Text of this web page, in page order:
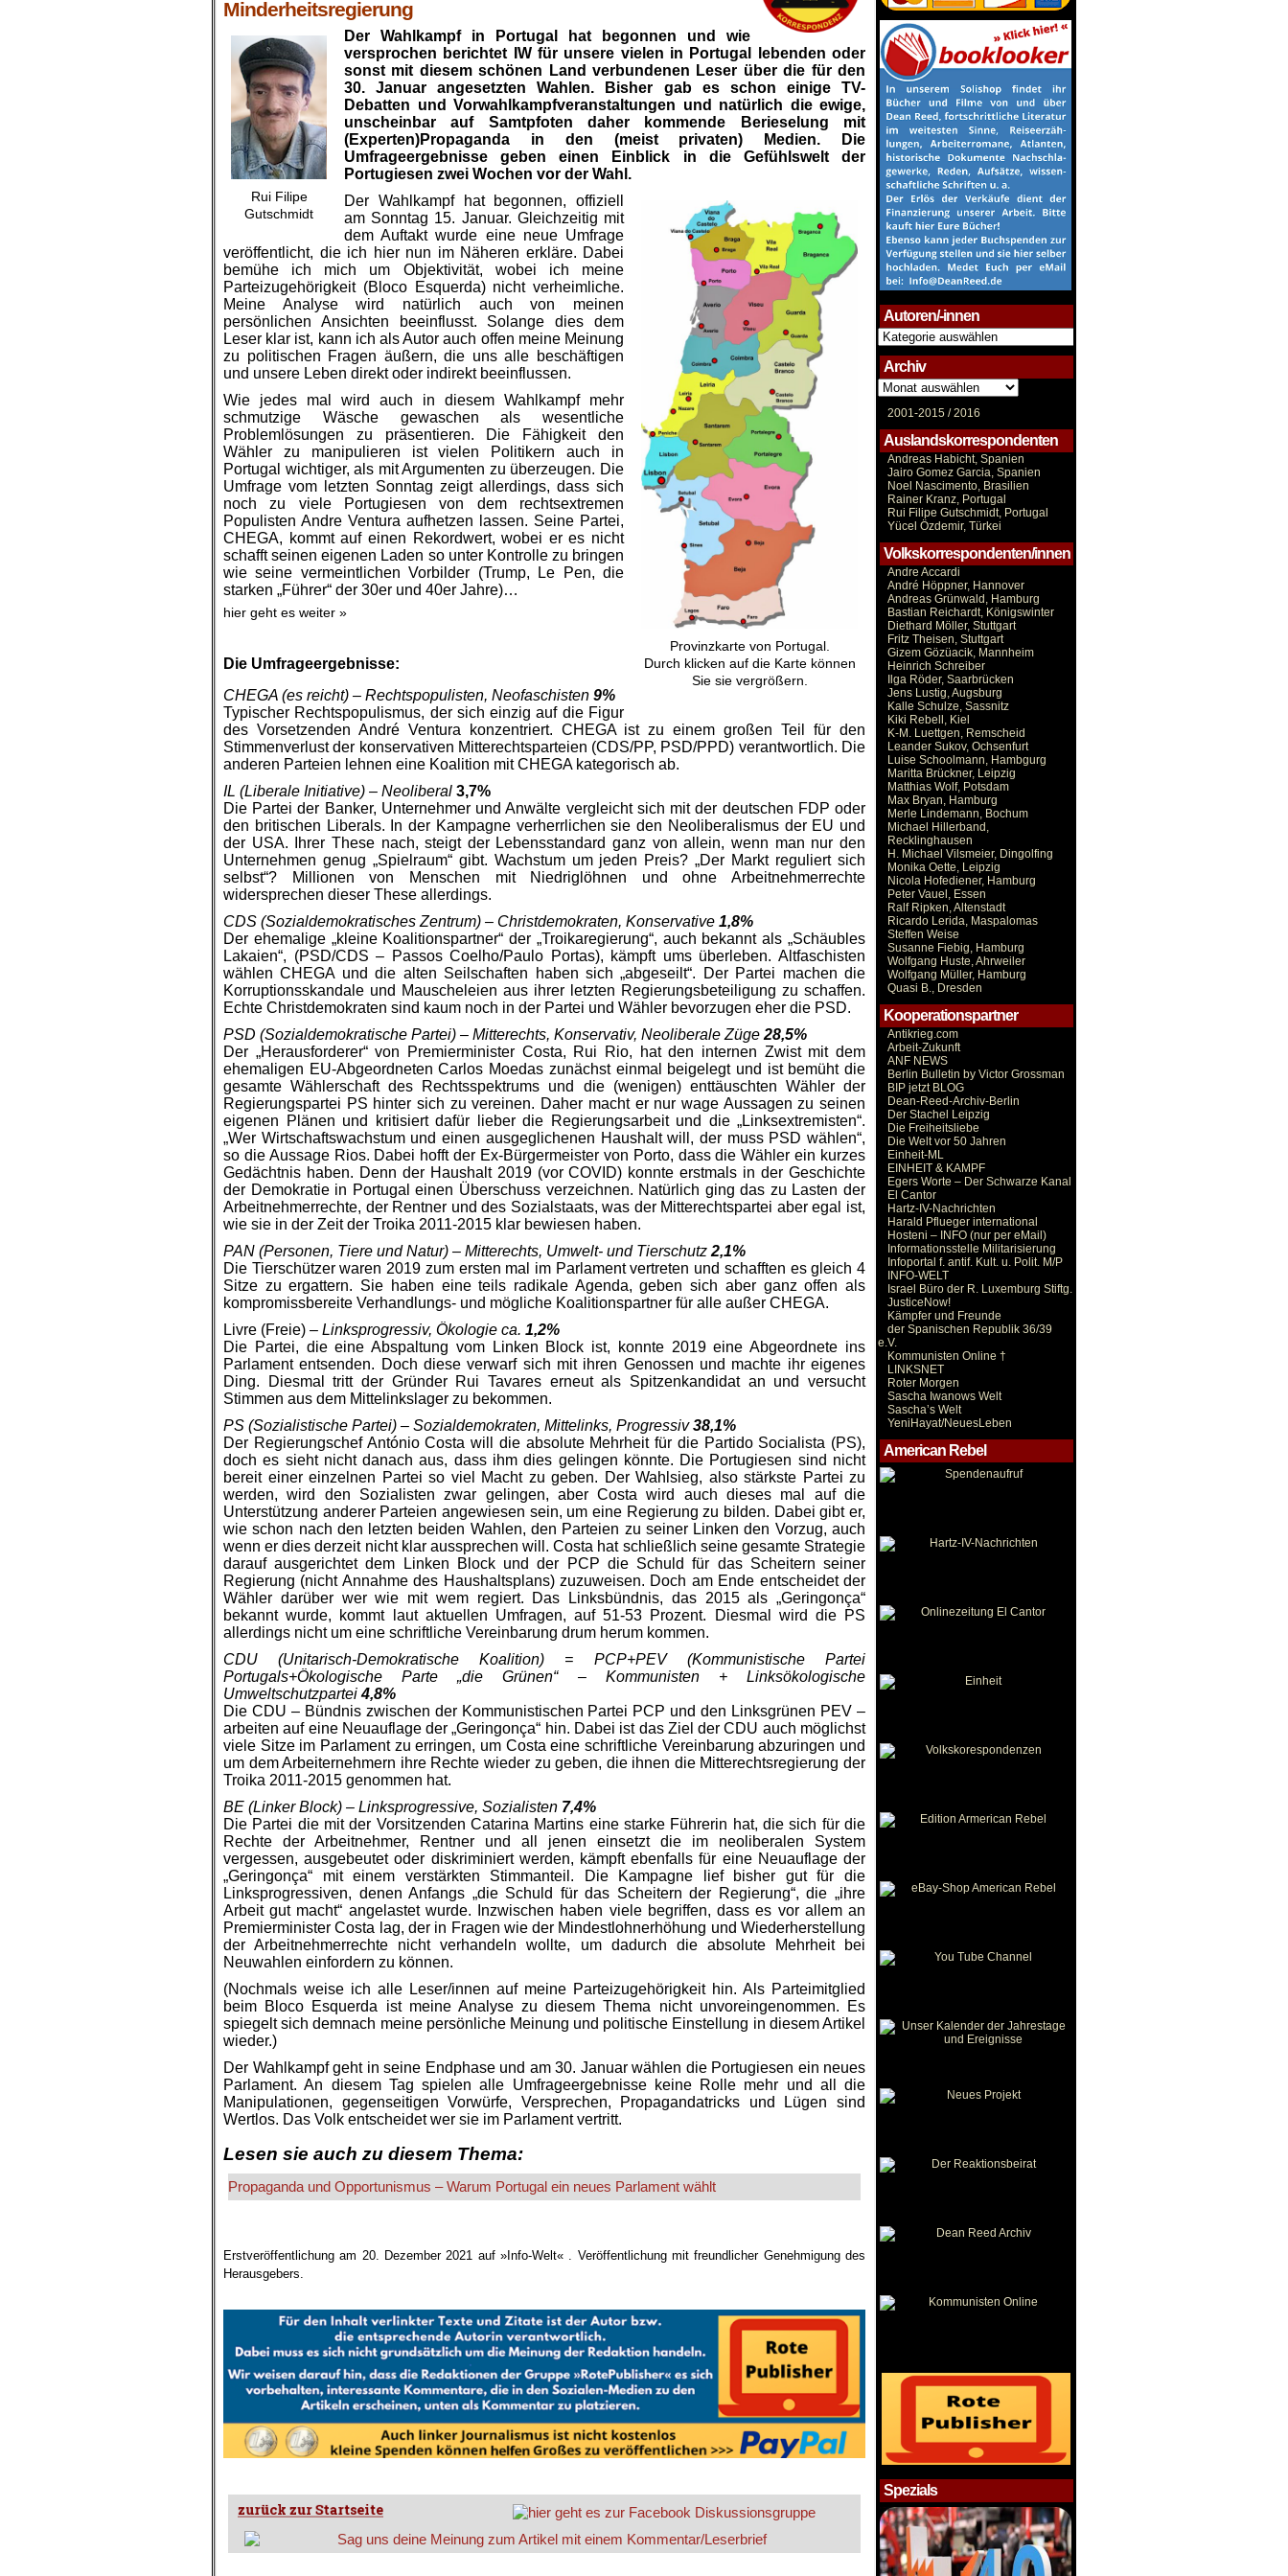
Minderheitsregierung
Rui Filipe
Gutschmidt
Der Wahlkampf in Portugal hat begonnen und wie
versprochen berichtet IW für unsere vielen in Portugal lebenden oder
sonst mit diesem schönen Land verbundenen Leser über die für den
30. Januar angesetzten Wahlen. Bisher gab es schon einige TV-
Debatten und Vorwahlkampfveranstaltungen und natürlich die ewige,
unscheinbar auf Samtpfoten daher kommende Berieselung mit
(Experten)Propaganda in den (meist privaten) Medien. Die
Umfrageergebnisse geben einen Einblick in die Gefühlswelt der
Portugiesen zwei Wochen vor der Wahl.
Provinzkarte von Portugal.
Durch klicken auf die Karte können
Sie sie vergrößern.
Der Wahlkampf hat begonnen, offiziell
am Sonntag 15. Januar. Gleichzeitig mit
dem Auftakt wurde eine neue Umfrage
veröffentlicht, die ich hier nun im Näheren erkläre. Dabei
bemühe ich mich um Objektivität, wobei ich meine
Parteizugehörigkeit (Bloco Esquerda) nicht verheimliche.
Meine Analyse wird natürlich auch von meinen
persönlichen Ansichten beeinflusst. Solange dies dem
Leser klar ist, kann ich als Autor auch offen meine Meinung
zu politischen Fragen äußern, die uns alle beschäftigen
und unsere Leben direkt oder indirekt beeinflussen.
Wie jedes mal wird auch in diesem Wahlkampf mehr
schmutzige Wäsche gewaschen als wesentliche
Problemlösungen zu präsentieren. Die Fähigkeit den
Wähler zu manipulieren ist vielen Politikern auch in
Portugal wichtiger, als mit Argumenten zu überzeugen. Die
Umfrage vom letzten Sonntag zeigt allerdings, dass sich
noch zu viele Portugiesen von dem rechtsextremen
Populisten Andre Ventura aufhetzen lassen. Seine Partei,
CHEGA, kommt auf einen Rekordwert, wobei er es nicht
schafft seinen eigenen Laden so unter Kontrolle zu bringen
wie seine vermeintlichen Vorbilder (Trump, Le Pen, die
starken „Führer“ der 30er und 40er Jahre)…
hier geht es weiter »
Die Umfrageergebnisse:
CHEGA (es reicht) – Rechtspopulisten, Neofaschisten 9%
Typischer Rechtspopulismus, der sich einzig auf die Figur
des Vorsetzenden André Ventura konzentriert. CHEGA ist zu einem großen Teil für den
Stimmenverlust der konservativen Mitterechtsparteien (CDS/PP, PSD/PPD) verantwortlich. Die
anderen Parteien lehnen eine Koalition mit CHEGA kategorisch ab.
IL (Liberale Initiative) – Neoliberal 3,7%
Die Partei der Banker, Unternehmer und Anwälte vergleicht sich mit der deutschen FDP oder
den britischen Liberals. In der Kampagne verherrlichen sie den Neoliberalismus der EU und
der USA. Ihrer These nach, steigt der Lebensstandard ganz von allein, wenn man nur den
Unternehmen genug „Spielraum“ gibt. Wachstum um jeden Preis? „Der Markt reguliert sich
selbst“? Millionen von Menschen mit Niedriglöhnen und ohne Arbeitnehmerrechte
widersprechen dieser These allerdings.
CDS (Sozialdemokratisches Zentrum) – Christdemokraten, Konservative 1,8%
Der ehemalige „kleine Koalitionspartner“ der „Troikaregierung“, auch bekannt als „Schäubles
Lakaien“, (PSD/CDS – Passos Coelho/Paulo Portas), kämpft ums überleben. Altfaschisten
wählen CHEGA und die alten Seilschaften haben sich „abgeseilt“. Der Partei machen die
Korruptionsskandale und Mauscheleien aus ihrer letzten Regierungsbeteiligung zu schaffen.
Echte Christdemokraten sind kaum noch in der Partei und Wähler bevorzugen eher die PSD.
PSD (Sozialdemokratische Partei) – Mitterechts, Konservativ, Neoliberale Züge 28,5%
Der „Herausforderer“ von Premierminister Costa, Rui Rio, hat den internen Zwist mit dem
ehemaligen EU-Abgeordneten Carlos Moedas zunächst einmal beigelegt und ist bemüht die
gesamte Wählerschaft des Rechtsspektrums und die (wenigen) enttäuschten Wähler der
Regierungspartei PS hinter sich zu vereinen. Daher macht er nur wage Aussagen zu seinen
eigenen Plänen und kritisiert dafür lieber die Regierungsarbeit und die „Linksextremisten“.
„Wer Wirtschaftswachstum und einen ausgeglichenen Haushalt will, der muss PSD wählen“,
so die Aussage Rios. Dabei hofft der Ex-Bürgermeister von Porto, dass die Wähler ein kurzes
Gedächtnis haben. Denn der Haushalt 2019 (vor COVID) konnte erstmals in der Geschichte
der Demokratie in Portugal einen Überschuss verzeichnen. Natürlich ging das zu Lasten der
Arbeitnehmerrechte, der Rentner und des Sozialstaats, was der Mitterechtspartei aber egal ist,
wie sie in der Zeit der Troika 2011-2015 klar bewiesen haben.
PAN (Personen, Tiere und Natur) – Mitterechts, Umwelt- und Tierschutz 2,1%
Die Tierschützer waren 2019 zum ersten mal im Parlament vertreten und schafften es gleich 4
Sitze zu ergattern. Sie haben eine teils radikale Agenda, geben sich aber ganz offen als
kompromissbereite Verhandlungs- und mögliche Koalitionspartner für alle außer CHEGA.
Livre (Freie) – Linksprogressiv, Ökologie ca. 1,2%
Die Partei, die eine Abspaltung vom Linken Block ist, konnte 2019 eine Abgeordnete ins
Parlament entsenden. Doch diese verwarf sich mit ihren Genossen und machte ihr eigenes
Ding. Diesmal tritt der Gründer Rui Tavares erneut als Spitzenkandidat an und versucht
Stimmen aus dem Mittelinkslager zu bekommen.
PS (Sozialistische Partei) – Sozialdemokraten, Mittelinks, Progressiv38,1%
Der Regierungschef António Costa will die absolute Mehrheit für die Partido Socialista (PS),
doch es sieht nicht danach aus, dass ihm dies gelingen könnte. Die Portugiesen sind nicht
bereit einer einzelnen Partei so viel Macht zu geben. Der Wahlsieg, also stärkste Partei zu
werden, wird den Sozialisten zwar gelingen, aber Costa wird auch dieses mal auf die
Unterstützung anderer Parteien angewiesen sein, um eine Regierung zu bilden. Dabei gibt er,
wie schon nach den letzten beiden Wahlen, den Parteien zu seiner Linken den Vorzug, auch
wenn er dies derzeit nicht klar aussprechen will. Costa hat schließlich seine gesamte Strategie
darauf ausgerichtet dem Linken Block und der PCP die Schuld für das Scheitern seiner
Regierung (nicht Annahme des Haushaltsplans) zuzuweisen. Doch am Ende entscheidet der
Wähler darüber wer wie mit wem regiert. Das Linksbündnis, das 2015 als „Geringonça“
bekannt wurde, kommt laut aktuellen Umfragen, auf 51-53 Prozent. Diesmal wird die PS
allerdings nicht um eine schriftliche Vereinbarung drum herum kommen.
CDU (Unitarisch-Demokratische Koalition) = PCP+PEV (Kommunistische Partei
Portugals+Ökologische Parte „die Grünen“ – Kommunisten + Linksökologische
Umweltschutzpartei4,8%
Die CDU – Bündnis zwischen der Kommunistischen Partei PCP und den Linksgrünen PEV –
arbeiten auf eine Neuauflage der „Geringonça“ hin. Dabei ist das Ziel der CDU auch möglichst
viele Sitze im Parlament zu erringen, um Costa eine schriftliche Vereinbarung abzuringen und
um dem Arbeiternehmern ihre Rechte wieder zu geben, die ihnen die Mitterechtsregierung der
Troika 2011-2015 genommen hat.
BE (Linker Block) – Linksprogressive, Sozialisten 7,4%
Die Partei die mit der Vorsitzenden Catarina Martins eine starke Führerin hat, die sich für die
Rechte der Arbeitnehmer, Rentner und all jenen einsetzt die im neoliberalen System
vergessen, ausgebeutet oder diskriminiert werden, kämpft ebenfalls für eine Neuauflage der
„Geringonça“ mit einem verstärkten Stimmanteil. Die Kampagne lief bisher gut für die
Linksprogressiven, denen Anfangs „die Schuld für das Scheitern der Regierung“, die „ihre
Arbeit gut macht“ angelastet wurde. Inzwischen haben viele begriffen, dass es vor allem an
Premierminister Costa lag, der in Fragen wie der Mindestlohnerhöhung und Wiederherstellung
der Arbeitnehmerrechte nicht verhandeln wollte, um dadurch die absolute Mehrheit bei
Neuwahlen einfordern zu können.
(Nochmals weise ich alle Leser/innen auf meine Parteizugehörigkeit hin. Als Parteimitglied
beim Bloco Esquerda ist meine Analyse zu diesem Thema nicht unvoreingenommen. Es
spiegelt sich demnach meine persönliche Meinung und politische Einstellung in diesem Artikel
wieder.)
Der Wahlkampf geht in seine Endphase und am 30. Januar wählen die Portugiesen ein neues
Parlament. An diesem Tag spielen alle Umfrageergebnisse keine Rolle mehr und all die
Manipulationen, gegenseitigen Vorwürfe, Versprechen, Propagandatricks und Lügen sind
Wertlos. Das Volk entscheidet wer sie im Parlament vertritt.
Lesen sie auch zu diesem Thema:
Propaganda und Opportunismus – Warum Portugal ein neues Parlament wählt
Erstveröffentlichung am 20. Dezember 2021 auf »Info-Welt« . Veröffentlichung mit freundlicher Genehmigung des
Herausgebers.
Autoren/-innen
Autoren/-
innen
Archiv
Archiv
2001-2015 /2016
Auslandskorrespondenten
Andreas Habicht, Spanien
Jairo Gomez Garcia, Spanien
Noel Nascimento, Brasilien
Rainer Kranz, Portugal
Rui Filipe Gutschmidt, Portugal
Yücel Özdemir, Türkei
Volkskorrespondenten/innen
Andre Accardi
André Höppner, Hannover
Andreas Grünwald, Hamburg
Bastian Reichardt, Königswinter
Diethard Möller, Stuttgart
Fritz Theisen, Stuttgart
Gizem Gözüacik, Mannheim
Heinrich Schreiber
Ilga Röder, Saarbrücken
Jens Lustig, Augsburg
Kalle Schulze, Sassnitz
Kiki Rebell, Kiel
K-M. Luettgen, Remscheid
Leander Sukov, Ochsenfurt
Luise Schoolmann, Hambgurg
Maritta Brückner, Leipzig
Matthias Wolf, Potsdam
Max Bryan, Hamburg
Merle Lindemann, Bochum
Michael Hillerband,
Recklinghausen
H. Michael Vilsmeier, Dingolfing
Monika Oette, Leipzig
Nicola Hofediener, Hamburg
Peter Vauel, Essen
Ralf Ripken, Altenstadt
Ricardo Lerida, Maspalomas
Steffen Weise
Susanne Fiebig, Hamburg
Wolfgang Huste, Ahrweiler
Wolfgang Müller, Hamburg
Quasi B., Dresden
Kooperationspartner
Antikrieg.com
Arbeit-Zukunft
ANF NEWS
Berlin Bulletin by Victor Grossman
BIP jetzt BLOG
Dean-Reed-Archiv-Berlin
Der Stachel Leipzig
Die Freiheitsliebe
Die Welt vor 50 Jahren
Einheit-ML
EINHEIT & KAMPF
Egers Worte – Der Schwarze Kanal
El Cantor
Hartz-IV-Nachrichten
Harald Pflueger international
Hosteni – INFO (nur per eMail)
Informationsstelle Militarisierung
Infoportal f. antif. Kult. u. Polit. M/P
INFO-WELT
Israel Büro der R. Luxemburg Stiftg.
JusticeNow!
Kämpfer und Freunde
der Spanischen Republik 36/39
e.V.
Kommunisten Online †
LINKSNET
Roter Morgen
Sascha Iwanows Welt
Sascha’s Welt
YeniHayat/NeuesLeben
American Rebel
Spezials